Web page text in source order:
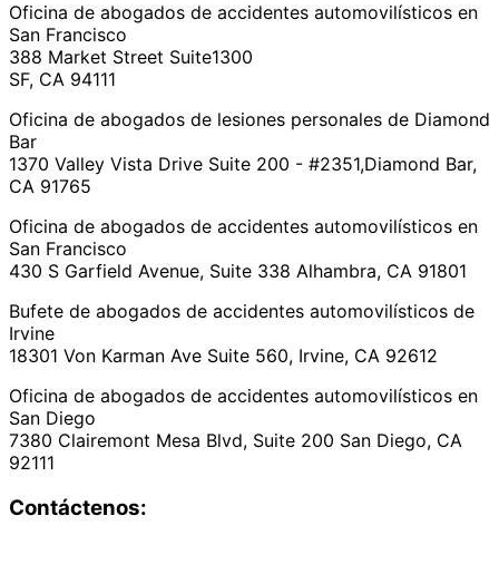
Oficina de abogados de accidentes automovilísticos en
San Francisco
388 Market Street Suite1300
SF, CA 94111
Oficina de abogados de lesiones personales de Diamond
Bar
1370 Valley Vista Drive Suite 200 - #2351,Diamond Bar,
CA 91765
Oficina de abogados de accidentes automovilísticos en
San Francisco
430 S Garfield Avenue, Suite 338 Alhambra, CA 91801
Bufete de abogados de accidentes automovilísticos de
Irvine
18301 Von Karman Ave Suite 560, Irvine, CA 92612
Oficina de abogados de accidentes automovilísticos en
San Diego
7380 Clairemont Mesa Blvd, Suite 200 San Diego, CA
92111
Contáctenos: